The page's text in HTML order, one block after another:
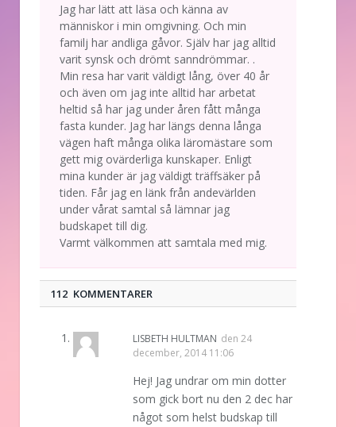
Jag har lätt att läsa och känna av
människor i min omgivning. Och min
familj har andliga gåvor. Själv har jag alltid
varit synsk och drömt sanndrömmar. .
Min resa har varit väldigt lång, över 40 år
och även om jag inte alltid har arbetat
heltid så har jag under åren fått många
fasta kunder. Jag har längs denna långa
vägen haft många olika läromästare som
gett mig ovärderliga kunskaper. Enligt
mina kunder är jag väldigt träffsäker på
tiden. Får jag en länk från andevärlden
under vårat samtal så lämnar jag
budskapet till dig.
Varmt välkommen att samtala med mig.
112 KOMMENTARER
LISBETH HULTMAN den 24
december, 2014 11:06
Hej! Jag undrar om min dotter
som gick bort nu den 2 dec har
något som helst budskap till